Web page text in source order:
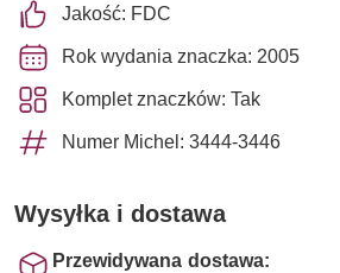
Jakość: FDC
Rok wydania znaczka: 2005
Komplet znaczków: Tak
Numer Michel: 3444-3446
Wysyłka i dostawa
Przewidywana dostawa: